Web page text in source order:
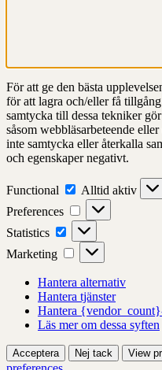
För att ge den bästa
för att lagra och/eller få
samtycka till dessa tekniker
såsom webbläsarbeteende
inte samtycka eller återkalla
och egenskaper negativt.
Functional Functional
Alltid aktiv
Preferences
Preferences
Statistics Statistics
Marketing Marketing
Hantera alternativ
Hantera tjänster
Hantera
Läs mer om dessa syften
Acceptera Nej tack View